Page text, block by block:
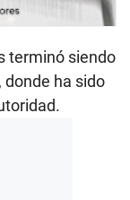
terminó siendo
ha sido